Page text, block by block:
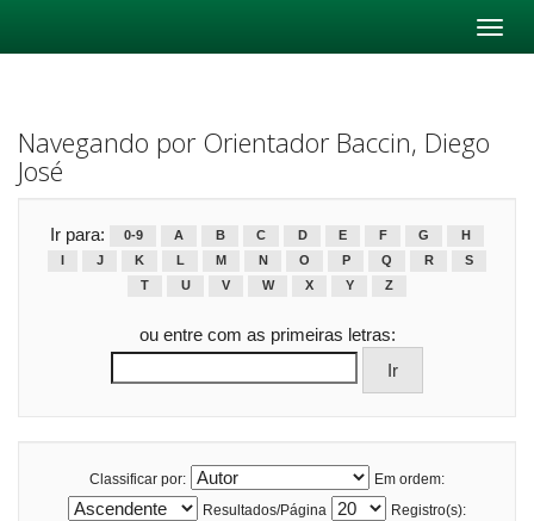
Navegando por Orientador Baccin, Diego
José
Ir para: 0-9 A B C D E F G
H
J K L M N O P Q R
S
T
U V W X Y Z
ou entre com as primeiras letras:
Classificar por:
Em ordem:
Resultados/Página
Registro(s):